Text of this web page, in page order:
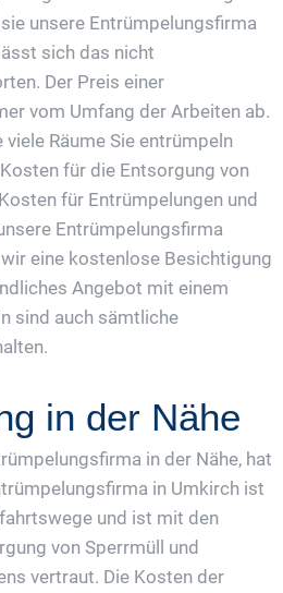
unsere Entrümpelungsfirma
sich das nicht
Der Preis einer
vom Umfang der Arbeiten ab.
Räume Sie entrümpeln
für die Entsorgung von
für Entrümpelungen und
Entrümpelungsfirma
eine kostenlose Besichtigung
Angebot mit einem
sind auch sämtliche
in der Nähe
in der Nähe, hat
in Umkirch ist
und ist mit den
von Sperrmüll und
vertraut. Die Kosten der